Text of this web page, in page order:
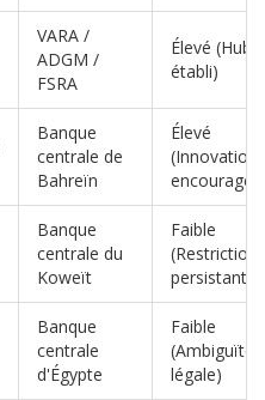
VARA /
ADGM /
FSRA
Élevé (Hub
établi)
Banque
centrale de
Bahreïn
Élevé
(Innovation
Banque
centrale du
Koweït
Faible
(Restrictions
Banque
centrale
d'Égypte
Faible
(Ambiguïté
légale)